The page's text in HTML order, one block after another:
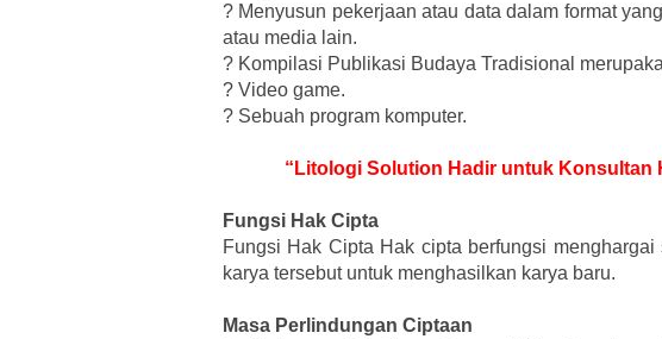
? Menyusun pekerjaan atau data dalam format
atau media lain.
? Kompilasi Publikasi Budaya Tradisional
? Video game.
? Sebuah program komputer.
“Litologi Solution Hadir untuk Konsultan
Fungsi Hak Cipta
Fungsi Hak Cipta Hak cipta berfungsi
karya tersebut untuk menghasilkan karya baru.
Masa Perlindungan Ciptaan